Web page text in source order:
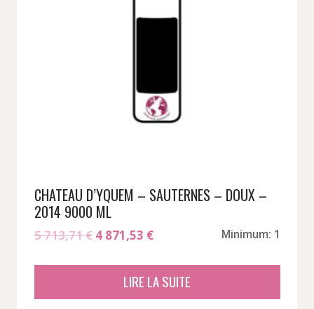
CHATEAU D’YQUEM – SAUTERNES – DOUX –
2014 9000 ML
5 713,71€ Le
était :
4 871,53 €Le
est :
Minimum: 1
LIRE LA SUITE